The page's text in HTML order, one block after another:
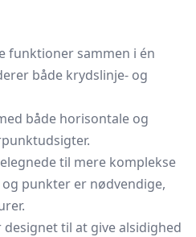
funktioner sammen i én
både krydslinje- og
både horisontale og
til mere komplekse
punkter er nødvendige,
til at give alsidighed